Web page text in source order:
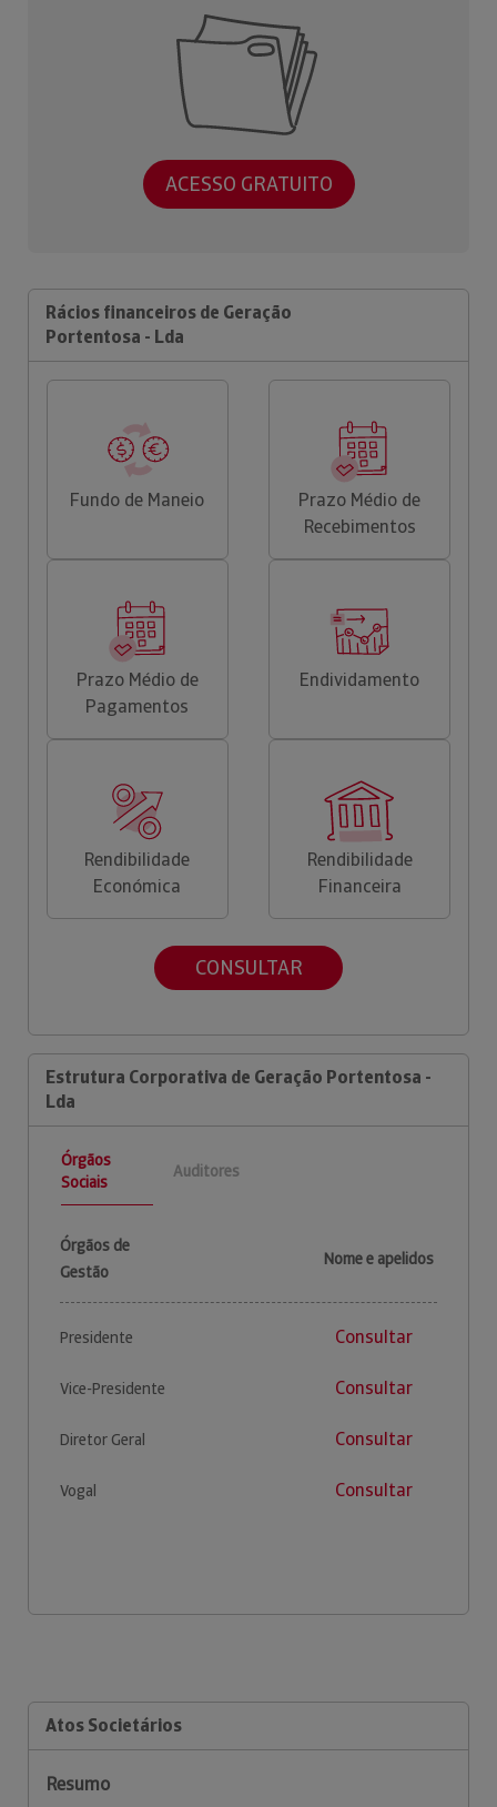
ACESSO GRATUITO
Rácios financeiros de Geração
Portentosa - Lda
Fundo de Maneio
Prazo Médio de
Recebimentos
Prazo Médio de
Pagamentos
Endividamento
Rendibilidade
Económica
Rendibilidade
Financeira
CONSULTAR
Estrutura Corporativa de Geração Portentosa -
Lda
Órgãos
Sociais
Auditores
Órgãos de
Gestão
Nome e apelidos
Presidente Consultar
Vice-Presidente Consultar
Diretor Geral Consultar
Vogal Consultar
Atos Societários
Resumo